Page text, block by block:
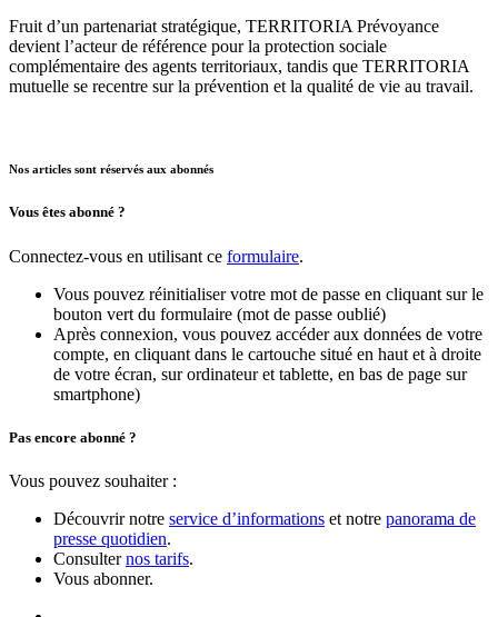
Fruit d’un partenariat stratégique, TERRITORIA Prévoyance
devient l’acteur de référence pour la protection sociale
complémentaire des agents territoriaux, tandis que TERRITORIA
mutuelle se recentre sur la prévention et la qualité de vie au travail.
Nos articles sont réservés aux abonnés
Vous êtes abonné ?
Connectez-vous en utilisant ce formulaire.
Vous pouvez réinitialiser votre mot de passe en cliquant sur le
bouton vert du formulaire (mot de passe oublié)
Après connexion, vous pouvez accéder aux données de votre
compte, en cliquant dans le cartouche situé en haut et à droite
de votre écran, sur ordinateur et tablette, en bas de page sur
smartphone)
Pas encore abonné ?
Vous pouvez souhaiter :
Découvrir notre service d’informations et notre panorama de
presse quotidien.
Consulternos tarifs.
Vous abonner.